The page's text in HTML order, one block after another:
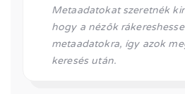
Metaadatokat szeretnék
hogy a nézők
metaadatokra, így azok
keresés után.